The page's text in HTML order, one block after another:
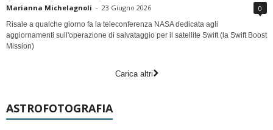
Marianna Michelagnoli - 23 Giugno 2026 0
Risale a qualche giorno fa la teleconferenza NASA dedicata agli
aggiornamenti sull'operazione di salvataggio per il satellite Swift (la Swift Boost
Mission)
Carica altri
ASTROFOTOGRAFIA